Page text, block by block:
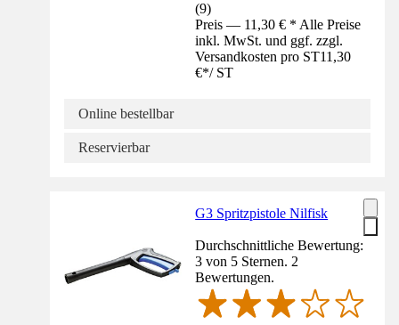
(9)
Preis — 11,30 € * Alle Preise
inkl. MwSt. und ggf. zzgl.
Versandkosten pro ST11,30
€*/ ST
Online bestellbar
Reservierbar
G3 Spritzpistole Nilfisk
Durchschnittliche Bewertung:
3 von 5 Sternen. 2
Bewertungen.